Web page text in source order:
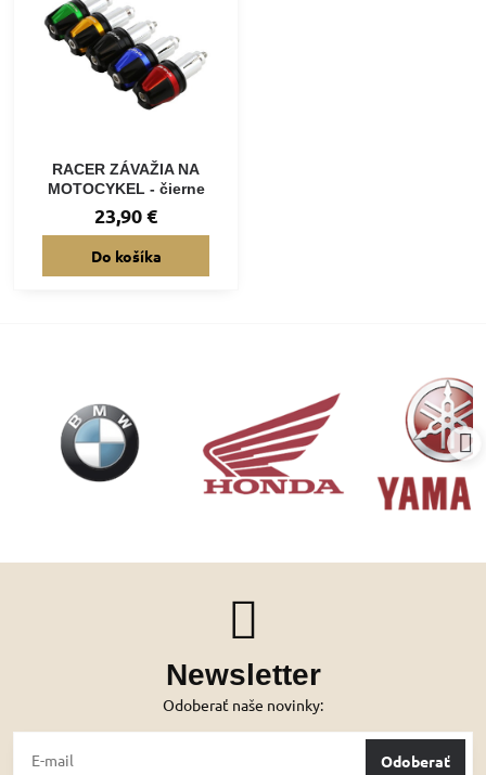
RACER ZÁVAŽIA NA
MOTOCYKEL - čierne
23,90 €
Do košíka
Newsletter
Odoberať naše novinky:
Odoberať